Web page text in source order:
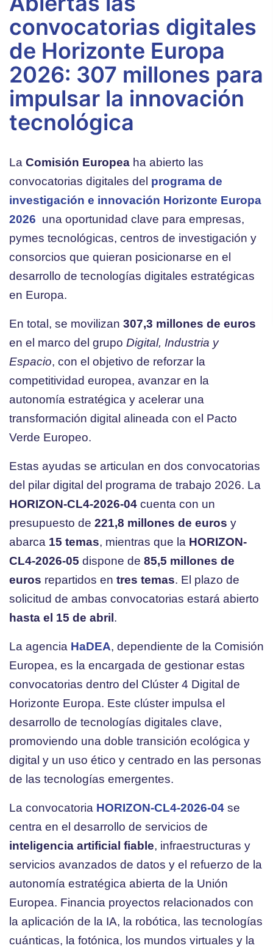
convocatorias digitales
de Horizonte Europa
2026: 307 millones para
impulsar la innovación
tecnológica
La Comisión Europea ha abierto las
convocatorias digitales del programa de
investigación e innovación Horizonte Europa
2026 una oportunidad clave para empresas,
pymes tecnológicas, centros de investigación y
consorcios que quieran posicionarse en el
desarrollo de tecnologías digitales estratégicas
en Europa.
En total, se movilizan 307,3 millones de euros
en el marco del grupo Digital, Industria y
Espacio, con el objetivo de reforzar la
competitividad europea, avanzar en la
autonomía estratégica y acelerar una
transformación digital alineada con el Pacto
Verde Europeo.
Estas ayudas se articulan en dos convocatorias
del pilar digital del programa de trabajo 2026. La
HORIZON-CL4-2026-04 cuenta con un
presupuesto de 221,8 millones de euros y
abarca 15 temas, mientras que la HORIZON-
CL4-2026-05 dispone de 85,5 millones de
euros repartidos en tres temas. El plazo de
solicitud de ambas convocatorias estará abierto
hasta el 15 de abril .
La agencia HaDEA, dependiente de la Comisión
Europea, es la encargada de gestionar estas
convocatorias dentro del Clúster 4 Digital de
Horizonte Europa. Este clúster impulsa el
desarrollo de tecnologías digitales clave,
promoviendo una doble transición ecológica y
digital y un uso ético y centrado en las personas
de las tecnologías emergentes.
La convocatoria HORIZON-CL4-2026-04 se
centra en el desarrollo de servicios de
inteligencia artificial fiable, infraestructuras y
servicios avanzados de datos y el refuerzo de la
autonomía estratégica abierta de la Unión
Europea. Financia proyectos relacionados con
la aplicación de la IA, la robótica, las tecnologías
cuánticas, la fotónica, los mundos virtuales y la